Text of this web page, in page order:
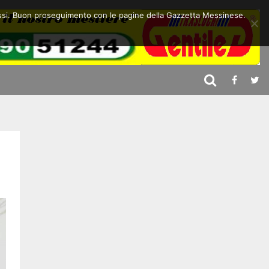
Buon proseguimento con le pagine della Gazzetta Messinese.